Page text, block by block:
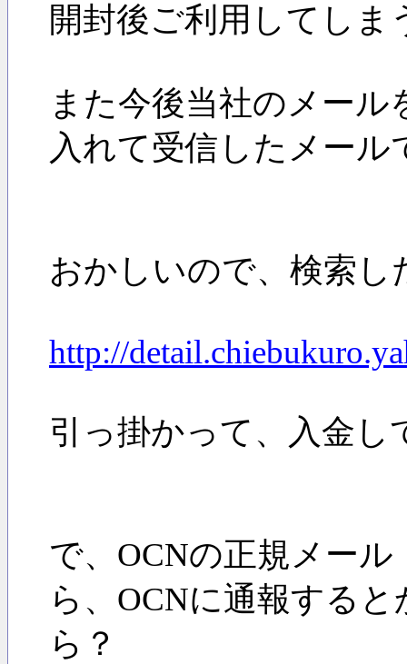
開封後ご利用してし
また今後当社のメー
入れて受信したメール
おかしいので、検索
http://
引っ掛かって、入金
で、OCNの正規メール
ら、OCNに通報する
ら？